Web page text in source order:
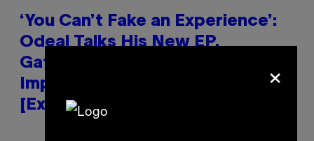
‘You Can’t Fake an Experience’:
Odeal Talks His New EP,
Gatekeeping, and the
Importance of Traveling
[Exclusive]
×